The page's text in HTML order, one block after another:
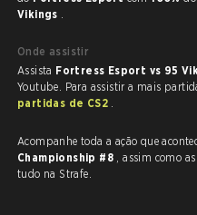
Vikings .
Onde assistir
Assista Fortress Esport vs 95
Youtube. Para assistir a mais
partidas de CS2 .
Acompanhe toda a ação que
Championship #8 , assim como as VODs, destaques e transmissões ao vivo,
tudo na Strafe.